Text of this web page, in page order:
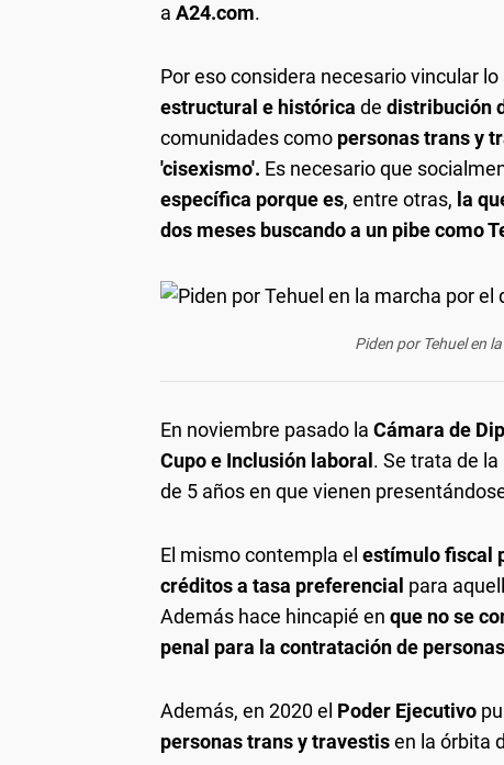
a A24.com.
Por eso considera necesario vincular
estructural e histórica de distribución
comunidades como personas trans y
'cisexismo'. Es necesario que
específica porque es, entre otras, la
dos meses buscando a un pibe como
Piden por Tehuel en
En noviembre pasado la Cámara de
Cupo e Inclusión laboral. Se trata de
de 5 años en que vienen
El mismo contempla el estímulo fiscal
créditos a tasa preferencial para
Además hace hincapié en que no se
penal para la contratación de
Además, en 2020 el Poder Ejecutivo
personas trans y travestisen la órbita